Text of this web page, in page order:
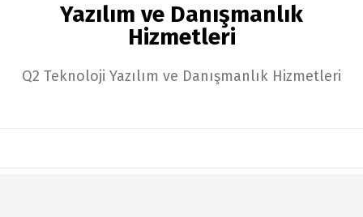
Yazılım ve Danışmanlık
Hizmetleri
Q2 Teknoloji Yazılım ve Danışmanlık Hizmetleri